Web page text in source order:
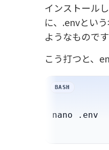
インストール
に、.envとい
ようなもので
こう打つと、